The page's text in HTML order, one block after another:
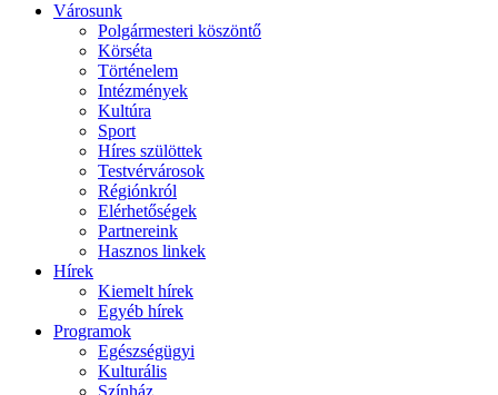
Városunk
Polgármesteri köszöntő
Körséta
Történelem
Intézmények
Kultúra
Sport
Híres szülöttek
Testvérvárosok
Régiónkról
Elérhetőségek
Partnereink
Hasznos linkek
Hírek
Kiemelt hírek
Egyéb hírek
Programok
Egészségügyi
Kulturális
Színház